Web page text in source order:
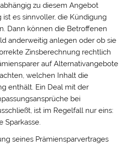
zu diesem Angebot
ist es sinnvoller, die Kündigung
Dann können die Betroffenen
anderweitig anlegen oder ob sie
Zinsberechnung rechtlich
auf Alternativangebote
welchen Inhalt die
enthält. Ein Deal mit der
bei
ist im Regelfall nur eins:
Sparkasse.
seines Prämiensparvertrages